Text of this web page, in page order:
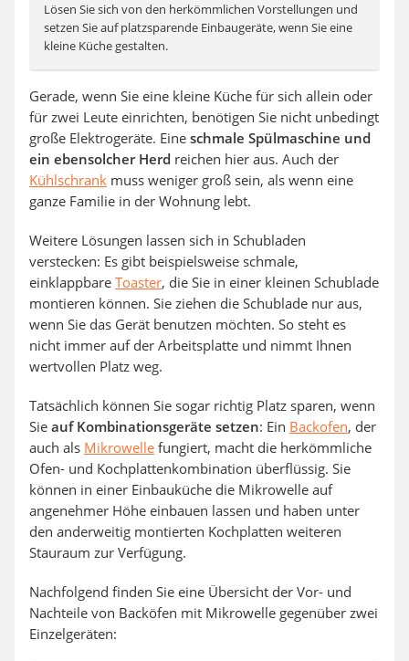
Lösen Sie sich von den herkömmlichen Vorstellungen und
setzen Sie auf platzsparende Einbaugeräte, wenn Sie eine
kleine Küche gestalten.
Gerade, wenn Sie eine kleine Küche für sich allein oder
für zwei Leute einrichten, benötigen Sie nicht unbedingt
große Elektrogeräte. Eine schmale Spülmaschine und
ein ebensolcher Herd reichen hier aus. Auch der
Kühlschrank muss weniger groß sein, als wenn eine
ganze Familie in der Wohnung lebt.
Weitere Lösungen lassen sich in Schubladen
verstecken: Es gibt beispielsweise schmale,
einklappbare Toaster, die Sie in einer kleinen Schublade
montieren können. Sie ziehen die Schublade nur aus,
wenn Sie das Gerät benutzen möchten. So steht es
nicht immer auf der Arbeitsplatte und nimmt Ihnen
wertvollen Platz weg.
Tatsächlich können Sie sogar richtig Platz sparen, wenn
Sie auf Kombinationsgeräte setzen: Ein Backofen, der
auch als Mikrowelle fungiert, macht die herkömmliche
Ofen- und Kochplattenkombination überflüssig. Sie
können in einer Einbauküche die Mikrowelle auf
angenehmer Höhe einbauen lassen und haben unter
den anderweitig montierten Kochplatten weiteren
Stauraum zur Verfügung.
Nachfolgend finden Sie eine Übersicht der Vor- und
Nachteile von Backöfen mit Mikrowelle gegenüber zwei
Einzelgeräten: